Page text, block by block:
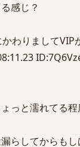
感じ？
わりましてVIP
っと濡れてる
らしてからも